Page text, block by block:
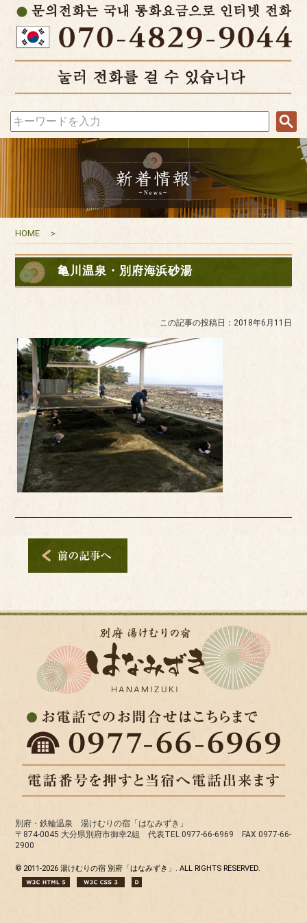
HOME ＞
亀川温泉・別府海浜砂湯
この記事の投稿日：2018年6月11日
別府・鉄輪温泉 湯けむりの宿「はなみずき」
〒874-0045 大分県別府市御幸2組 代表TEL 0977-66-6969 FAX 0977-66-
2900
© 2011-2026 湯けむりの宿 別府「はなみずき」. ALL RIGHTS RESERVED.